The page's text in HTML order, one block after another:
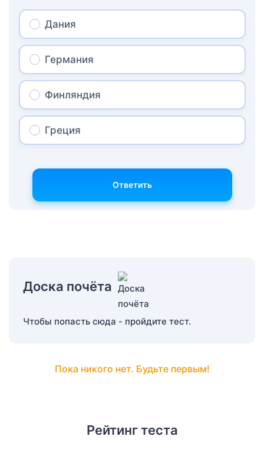
Дания
Германия
Финляндия
Греция
Ответить
Доска почёта
Чтобы попасть сюда - пройдите тест.
Пока никого нет. Будьте первым!
Рейтинг теста